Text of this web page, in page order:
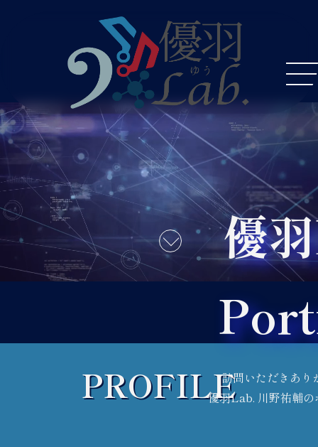
優
訪問いただきあり
優羽Lab. 川野祐輔
PROFILE